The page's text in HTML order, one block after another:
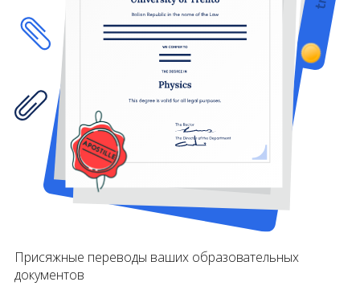
Присяжные переводы ваших образовательных
документов